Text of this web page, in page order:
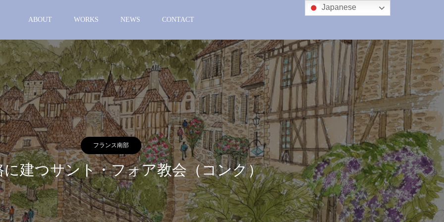
ABOUT WORKS NEWS CONTACT
フランス南部
に建つサント・フォア教会（コンク）
Japanese